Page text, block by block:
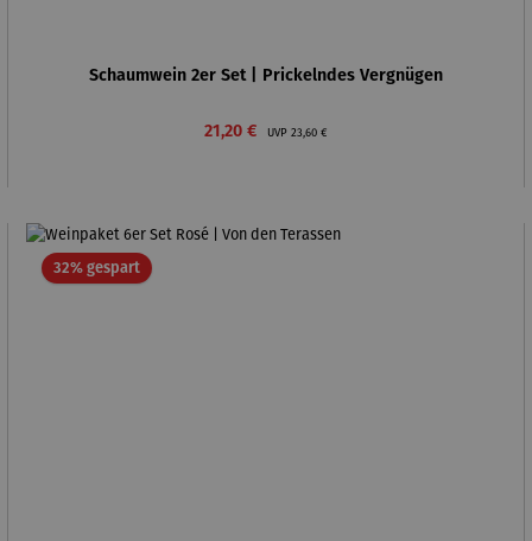
Schaumwein 2er Set | Prickelndes Vergnügen
Verkaufspreis:
21,20 € UVP Regulärer Preis:
23,60 €
32% gespartRabatt